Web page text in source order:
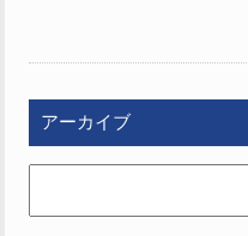
アーカイブ